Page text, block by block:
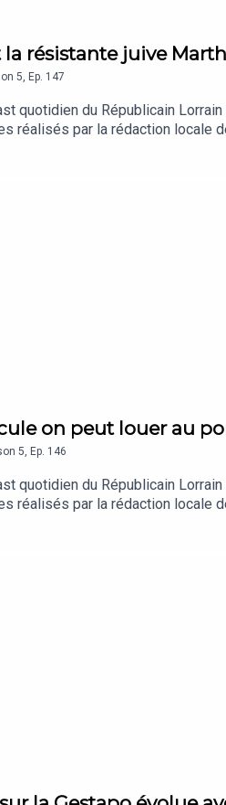
la résistante juive
5 Ep. 147
quotidien du Républicain
réalisés par la rédaction locale
on peut louer au
5 Ep. 146
quotidien du Républicain
réalisés par la rédaction locale